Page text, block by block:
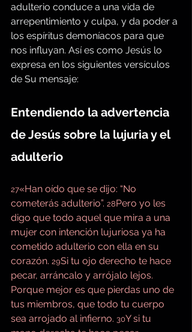
adulterio conduce a una vida de
arrepentimiento y culpa, y da poder a
los espíritus demoníacos para que
nos influyan. Así es como Jesús lo
expresa en los siguientes versículos
de Su mensaje:
Entendiendo la advertencia
de Jesús sobre la lujuria y el
adulterio
27«Han oído que se dijo: “No
cometerás adulterio”. 28Pero yo les
digo que todo aquel que mira a una
mujer con intención lujuriosa ya ha
cometido adulterio con ella en su
corazón. 29Si tu ojo derecho te hace
pecar, arráncalo y arrójalo lejos.
Porque mejor es que pierdas uno de
tus miembros, que todo tu cuerpo
sea arrojado al infierno. 30Y si tu